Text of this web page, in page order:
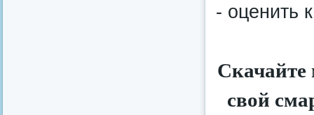
- оценить
Скачайте
свой